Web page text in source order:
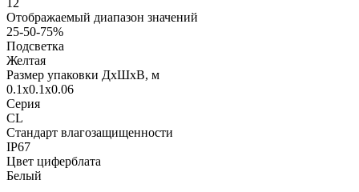
Отображаемый диапазон значений
25-50-75%
Подсветка
Желтая
Размер упаковки ДхШхВ, м
0.1x0.1x0.06
Серия
CL
Стандарт влагозащищенности
IP67
Цвет циферблата
Белый